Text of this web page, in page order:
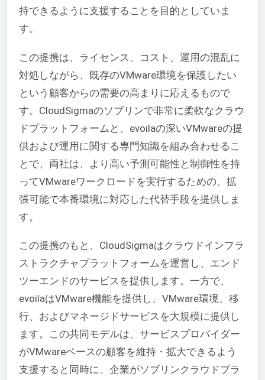
持できるように支援することを目的としていま
す。
この提携は、ライセンス、コスト、運用の混乱に
対処しながら、既存のVMware環境を保護したい
という顧客からの需要の高まりに応えるもので
す。CloudSigmaのソブリンで非常に柔軟なクラウ
ドプラットフォームと、 evoilaの深いVMwareの提
供および運用に関する専門知識を組み合わせるこ
とで、両社は、より高い予測可能性と制御性を持
ってVMwareワークロードを実行するための、拡
張可能で本番環境に対応した代替手段を提供しま
す。
この提携のもと、CloudSigmaはクラウドインフラ
ストラクチャプラットフォームを運営し、エンド
ツーエンドのサービスを提供します。一方で、
evoilaはVMware機能を提供し、VMware環境、移
行、およびマネージドサービスを大規模に提供し
ます。この共同モデルは、サービスプロバイダー
がVMwareベースの顧客を維持・拡大できるよう
支援すると同時に、企業がソブリンクラウドプラ